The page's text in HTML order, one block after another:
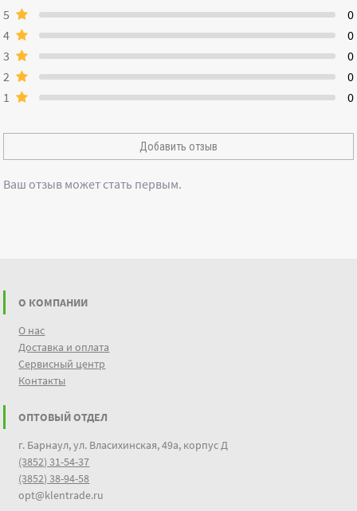
Ваш отзыв может стать первым.
5
0
4
0
3
0
2
0
1
0
Добавить отзыв
О КОМПАНИИ
О нас
Доставка и оплата
Сервисный центр
Контакты
ОПТОВЫЙ ОТДЕЛ
г. Барнаул, ул. Власихинская, 49а, корпус Д
(3852) 31-54-37
(3852) 38-94-58
opt@klentrade.ru